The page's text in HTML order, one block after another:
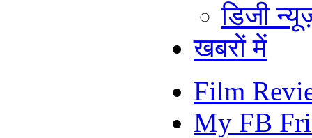
डिजी
खबरों में
Film
My FB